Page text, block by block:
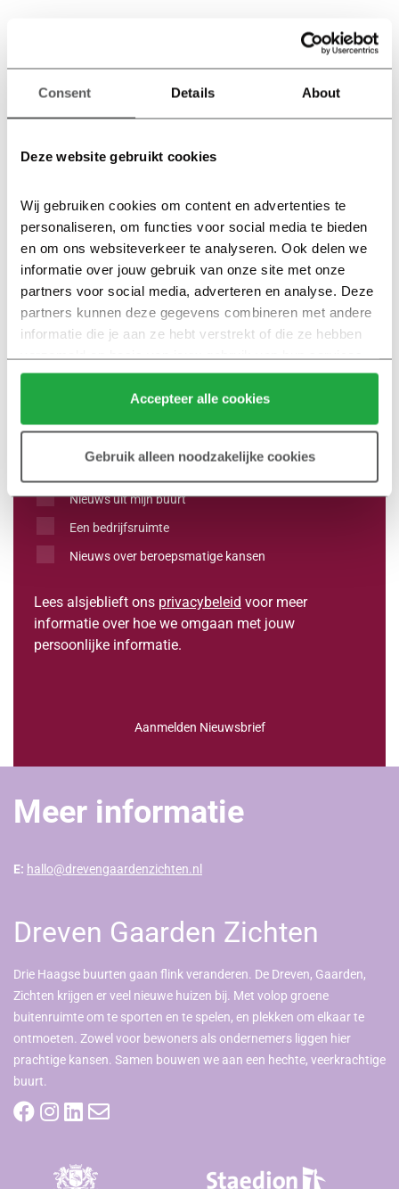
Consent Details About
Deze website gebruikt cookies
Wij gebruiken cookies om content en advertenties te
personaliseren, om functies voor social media te bieden
en om ons websiteverkeer te analyseren. Ook delen we
informatie over jouw gebruik van onze site met onze
partners voor social media, adverteren en analyse. Deze
partners kunnen deze gegevens combineren met andere
informatie die je aan ze hebt verstrekt of die ze hebben
verzameld op basis van jouw gebruik van hun services.
Klik hier voor meer informatie over ons cookiebeleid.
Accepteer alle cookies
Gebruik alleen noodzakelijke cookies
Meld je aan voor de nieuwsbrief
en blijf op de hoogte!
✓ Over de laatste ontwikkelingen en bijeenkomsten
✓ Nuttige informatie rondom het kopen van een
Ik heb interesse in: *
Nieuws uit mijn buurt
Een bedrijfsruimte
Nieuws over beroepsmatige kansen
Lees alsjeblieft ons privacybeleid voor meer
informatie over hoe we omgaan met jouw
persoonlijke informatie.
Aanmelden Nieuwsbrief
Meer informatie
Dreven Gaarden Zichten
E: hallo@drevengaardenzichten.nl
Drie Haagse buurten gaan flink veranderen. De Dreven, Gaarden,
Zichten krijgen er veel nieuwe huizen bij. Met volop groene
buitenruimte om te sporten en te spelen, en plekken om elkaar te
ontmoeten. Zowel voor bewoners als ondernemers liggen hier
prachtige kansen. Samen bouwen we aan een hechte, veerkrachtige
buurt.